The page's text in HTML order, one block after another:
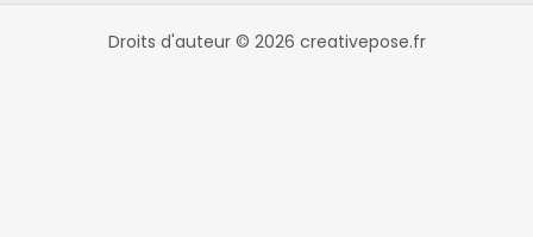
Droits d'auteur © 2026 creativepose.fr